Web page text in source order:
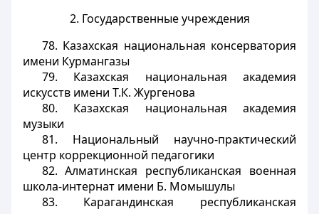
2. Государственные учреждения
78. Казахская национальная консерватория
имени Курмангазы
79. Казахская национальная академия
искусств имени Т.К. Жургенова
80. Казахская национальная академия
музыки
81. Национальный научно-практический
центр коррекционной педагогики
82. Алматинская республиканская военная
школа-интернат имени Б. Момышулы
83. Карагандинская республиканская